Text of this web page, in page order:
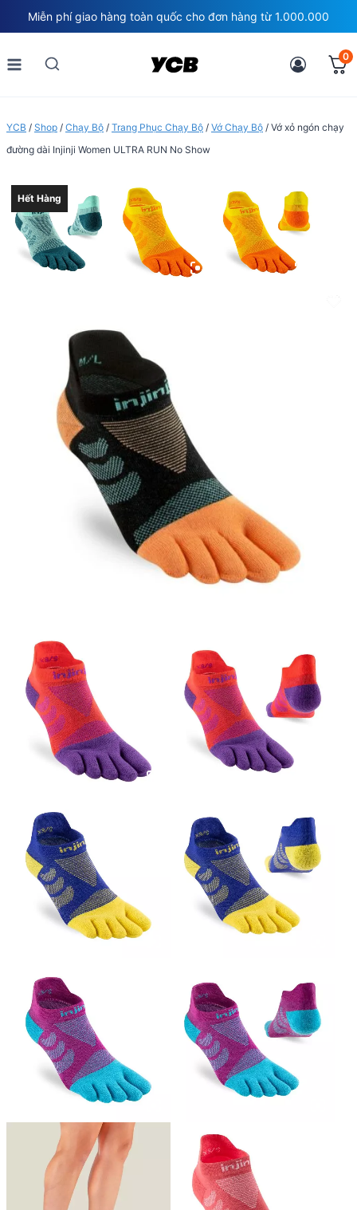
to
content
Miễn phí giao hàng toàn quốc cho đơn hàng từ 1.000.000
0
YCB / Shop / Chạy Bộ / Trang Phục Chạy Bộ / Vớ Chạy Bộ / Vớ xỏ ngón chạy
đường dài Injinji Women ULTRA RUN No Show
Hết Hàng